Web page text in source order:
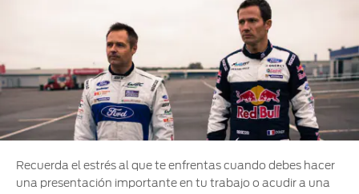
Promociones
Ford
Custom
Garage
Kits de
Extensión
Garantía
Ford
D-
Tect
Colisión y
Partes
Cita de
Servicio
Promociones
Confort
Desempeño
Seguridad
Registrarse
Cambiar
Contraseña
Recuerda el estrés al que te enfrentas cuando debes hacer
una presentación importante en tu trabajo o acudir a una